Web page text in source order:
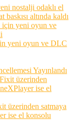
nostalji odaklı el
baskısı altında kaldı
yeni oyun ve DLC
Yayınlandı
üzerinden satmaya
ise el konsolu